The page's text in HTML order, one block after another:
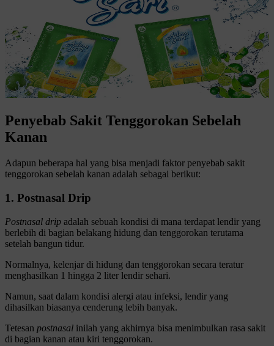
Penyebab Sakit Tenggorokan Sebelah
Kanan
Adapun beberapa hal yang bisa menjadi faktor penyebab sakit
tenggorokan sebelah kanan adalah sebagai berikut:
1. Postnasal Drip
Postnasal drip adalah sebuah kondisi di mana terdapat lendir yang
berlebih di bagian belakang hidung dan tenggorokan terutama
setelah bangun tidur.
Normalnya, kelenjar di hidung dan tenggorokan secara teratur
menghasilkan 1 hingga 2 liter lendir sehari.
Namun, saat dalam kondisi alergi atau infeksi, lendir yang
dihasilkan biasanya cenderung lebih banyak.
Tetesan postnasal inilah yang akhirnya bisa menimbulkan rasa sakit
di bagian kanan atau kiri tenggorokan.